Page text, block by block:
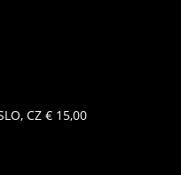
CZ € 15,00